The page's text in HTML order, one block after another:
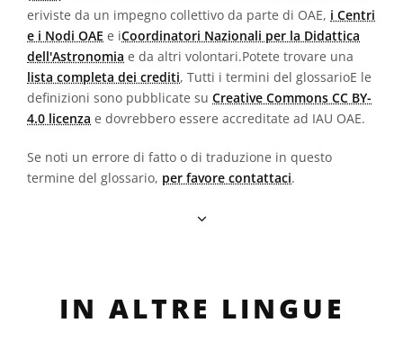
eriviste da un impegno collettivo da parte di OAE, i Centri
e i Nodi OAE e iCoordinatori Nazionali per la Didattica
dell'Astronomia e da altri volontari.Potete trovare una
lista completa dei crediti, Tutti i termini del glossarioE le
definizioni sono pubblicate su Creative Commons CC BY-
4.0 licenza e dovrebbero essere accreditate ad IAU OAE.
Se noti un errore di fatto o di traduzione in questo
termine del glossario, per favore contattaci.
IN ALTRE LINGUE